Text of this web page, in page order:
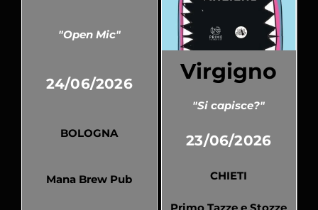
"Open Mic"
24/06/2026
BOLOGNA
Mana Brew Pub
Virgigno
"Si capisce?"
23/06/2026
CHIETI